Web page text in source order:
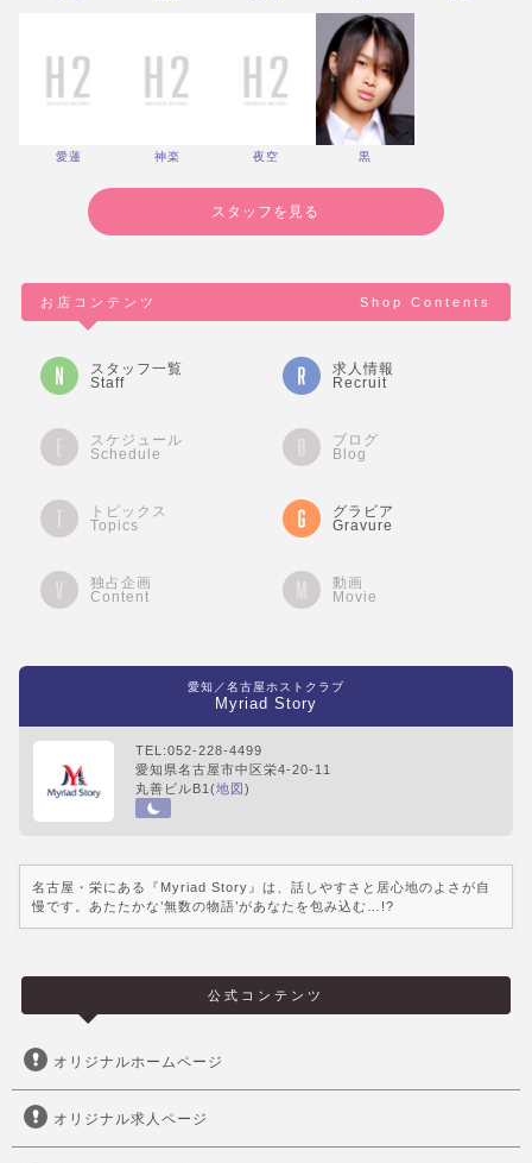
愛蓮 神楽 夜空 黒
スタッフを見る
Shop Contents
お店コンテンツ
スタッフ一覧
Staff
求人情報
Recruit
スケジュール
Schedule
ブログ
Blog
トピックス
Topics
グラビア
Gravure
独占企画
Content
動画
Movie
愛知／名古屋ホストクラブ
Myriad Story
TEL:052-228-4499
愛知県名古屋市中区栄4-20-11
丸善ビルB1(地図)
名古屋・栄にある『Myriad Story』は、話しやすさと居心地のよさが自
慢です。あたたかな’無数の物語’があなたを包み込む…!?
公式コンテンツ
オリジナルホームページ
オリジナル求人ページ